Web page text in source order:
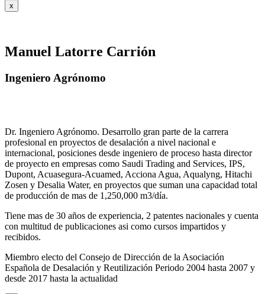
x
Manuel Latorre Carrión
Ingeniero Agrónomo
Dr. Ingeniero Agrónomo. Desarrollo gran parte de la carrera
profesional en proyectos de desalación a nivel nacional e
internacional, posiciones desde ingeniero de proceso hasta director
de proyecto en empresas como Saudi Trading and Services, IPS,
Dupont, Acuasegura-Acuamed, Acciona Agua, Aqualyng, Hitachi
Zosen y Desalia Water, en proyectos que suman una capacidad total
de producción de mas de 1,250,000 m3/día.
Tiene mas de 30 años de experiencia, 2 patentes nacionales y cuenta
con multitud de publicaciones asi como cursos impartidos y
recibidos.
Miembro electo del Consejo de Dirección de la Asociación
Española de Desalación y Reutilización Periodo 2004 hasta 2007 y
desde 2017 hasta la actualidad